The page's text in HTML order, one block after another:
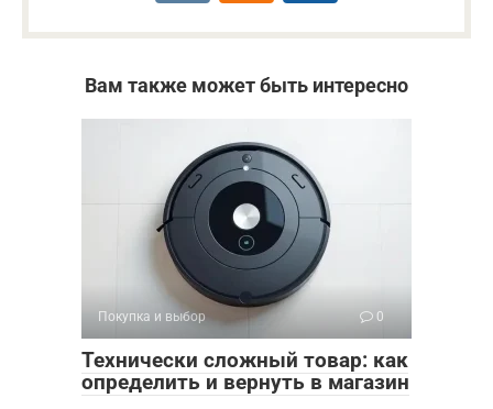
Вам также может быть интересно
Покупка и выбор 0
Технически сложный товар: как
определить и вернуть в магазин